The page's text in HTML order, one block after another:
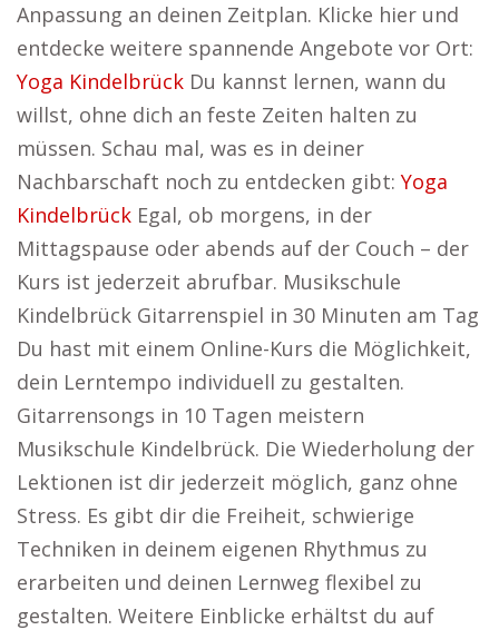
Anpassung an deinen Zeitplan. Klicke hier und
entdecke weitere spannende Angebote vor Ort:
Yoga Kindelbrück Du kannst lernen, wann du
willst, ohne dich an feste Zeiten halten zu
müssen. Schau mal, was es in deiner
Nachbarschaft noch zu entdecken gibt: Yoga
Kindelbrück Egal, ob morgens, in der
Mittagspause oder abends auf der Couch – der
Kurs ist jederzeit abrufbar. Musikschule
Kindelbrück Gitarrenspiel in 30 Minuten am Tag
Du hast mit einem Online-Kurs die Möglichkeit,
dein Lerntempo individuell zu gestalten.
Gitarrensongs in 10 Tagen meistern
Musikschule Kindelbrück. Die Wiederholung der
Lektionen ist dir jederzeit möglich, ganz ohne
Stress. Es gibt dir die Freiheit, schwierige
Techniken in deinem eigenen Rhythmus zu
erarbeiten und deinen Lernweg flexibel zu
gestalten. Weitere Einblicke erhältst du auf